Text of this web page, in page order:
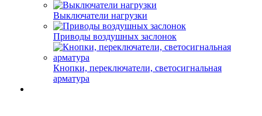
Выключатели нагрузки
Приводы воздушных заслонок
Кнопки, переключатели, светосигнальная
арматура